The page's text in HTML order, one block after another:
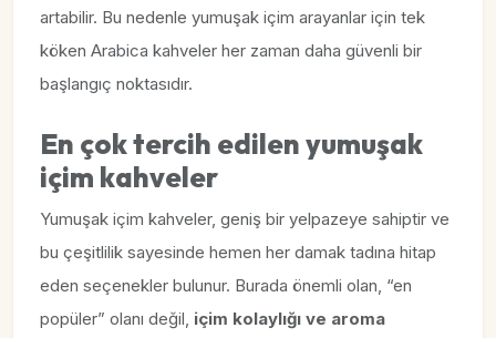
artabilir. Bu nedenle yumuşak içim arayanlar için tek
köken Arabica kahveler her zaman daha güvenli bir
başlangıç noktasıdır.
En çok tercih edilen yumuşak
içim kahveler
Yumuşak içim kahveler, geniş bir yelpazeye sahiptir ve
bu çeşitlilik sayesinde hemen her damak tadına hitap
eden seçenekler bulunur. Burada önemli olan, “en
popüler” olanı değil, içim kolaylığı ve aroma